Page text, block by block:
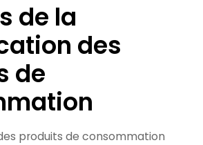
de la
des
de
produits de consommation